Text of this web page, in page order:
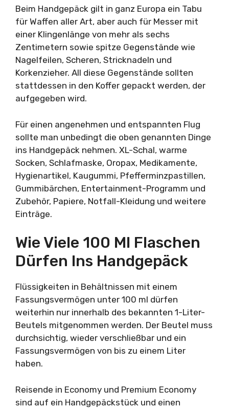
Beim Handgepäck gilt in ganz Europa ein Tabu
für Waffen aller Art, aber auch für Messer mit
einer Klingenlänge von mehr als sechs
Zentimetern sowie spitze Gegenstände wie
Nagelfeilen, Scheren, Stricknadeln und
Korkenzieher. All diese Gegenstände sollten
stattdessen in den Koffer gepackt werden, der
aufgegeben wird.
Für einen angenehmen und entspannten Flug
sollte man unbedingt die oben genannten Dinge
ins Handgepäck nehmen. XL-Schal, warme
Socken, Schlafmaske, Oropax, Medikamente,
Hygienartikel, Kaugummi, Pfefferminzpastillen,
Gummibärchen, Entertainment-Programm und
Zubehör, Papiere, Notfall-Kleidung und weitere
Einträge.
Wie Viele 100 Ml Flaschen
Dürfen Ins Handgepäck
Flüssigkeiten in Behältnissen mit einem
Fassungsvermögen unter 100 ml dürfen
weiterhin nur innerhalb des bekannten 1-Liter-
Beutels mitgenommen werden. Der Beutel muss
durchsichtig, wieder verschließbar und ein
Fassungsvermögen von bis zu einem Liter
haben.
Reisende in Economy und Premium Economy
sind auf ein Handgepäckstück und einen